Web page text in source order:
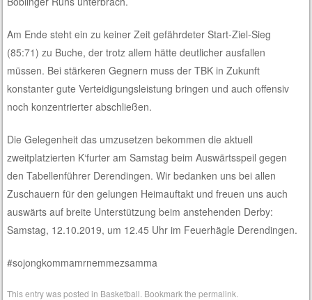
Am Ende steht ein zu keiner Zeit gefährdeter Start-Ziel-Sieg
(85:71) zu Buche, der trotz allem hätte deutlicher ausfallen
müssen. Bei stärkeren Gegnern muss der TBK in Zukunft
konstanter gute Verteidigungsleistung bringen und auch offensiv
noch konzentrierter abschließen.
Die Gelegenheit das umzusetzen bekommen die aktuell
zweitplatzierten K‘furter am Samstag beim Auswärtsspeil gegen
den Tabellenführer Derendingen. Wir bedanken uns bei allen
Zuschauern für den gelungen Heimauftakt und freuen uns auch
auswärts auf breite Unterstützung beim anstehenden Derby:
Samstag, 12.10.2019, um 12.45 Uhr im Feuerhägle Derendingen.
#sojongkommamrnemmezsamma
This entry was posted in Basketball . Bookmark thepermalink